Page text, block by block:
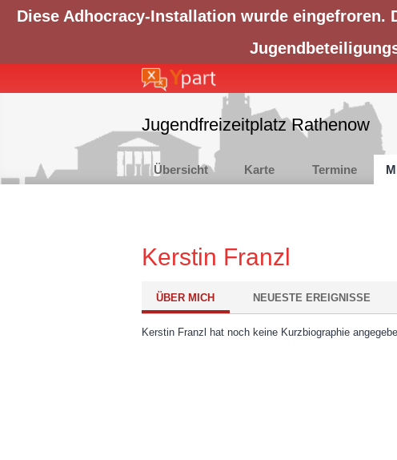
Diese Adhocracy-Installation wurde eingefroren.
Jugendfreizeitplatz Rathenow
Übersicht Karte Termine
Kerstin Franzl
ÜBER MICH NEUESTE EREIGNISSE
Kerstin Franzl hat noch keine Kurzbiographie